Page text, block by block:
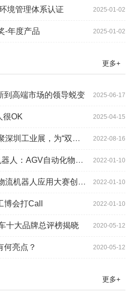
2025-01-02
境管理体系认证
2025-01-02
-年度产品
更多+
2025-06-17
到高端市场的领导蜕变
2025-04-15
很OK
2022-08-16
，为“双链”畅通堵点、卡点
2022-01-10
自动化物流设备及系统
2022-01-10
人应用大赛创新项目奖
2022-01-10
会打Call
2020-05-12
十大品牌总评榜揭晓
2020-05-12
何亮点？
更多+